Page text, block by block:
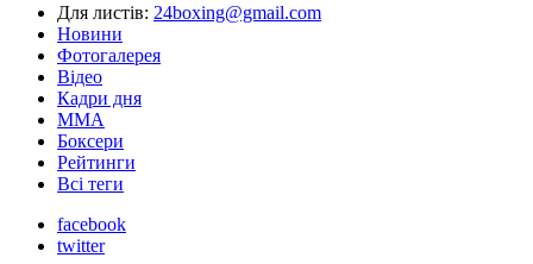
Для листів: 24boxing@gmail.com
Новини
Фотогалерея
Відео
Кадри дня
ММА
Боксери
Рейтинги
Всі теги
facebook
twitter